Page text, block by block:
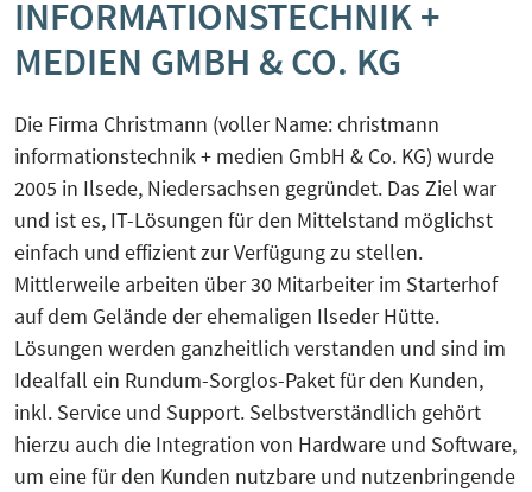
INFORMATIONSTECHNIK +
MEDIEN GMBH & CO. KG
Die Firma Christmann (voller Name: christmann
informationstechnik + medien GmbH & Co. KG) wurde
2005 in Ilsede, Niedersachsen gegründet. Das Ziel war
und ist es, IT-Lösungen für den Mittelstand möglichst
einfach und effizient zur Verfügung zu stellen.
Mittlerweile arbeiten über 30 Mitarbeiter im Starterhof
auf dem Gelände der ehemaligen Ilseder Hütte.
Lösungen werden ganzheitlich verstanden und sind im
Idealfall ein Rundum-Sorglos-Paket für den Kunden,
inkl. Service und Support. Selbstverständlich gehört
hierzu auch die Integration von Hardware und Software,
um eine für den Kunden nutzbare und nutzenbringende
KreisEL
Samstag
5G4Industry (ausgelaufen)
DeSiRe-NG (ausgelaufen)
DualStrat (ausgelaufen)
KoTeBi (ausgelaufen)
progressivKI (ausgelaufen)
Orientierungsgespräch
Kreislaufwirtschaft-Frugale Innovation-
Peer Group zur EU Taxonomie
Verordnung mit Unternehmen und
Finanzakteuren aus OWL
Social-Media-Sprechtage
Website-Check OWL